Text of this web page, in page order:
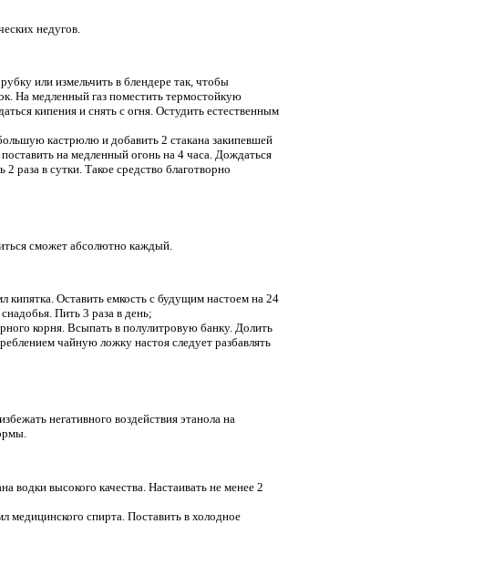
недугов.
или измельчить в блендере так, чтобы
На медленный газ поместить термостойкую
кипения и снять с огня. Остудить естественным
кастрюлю и добавить 2 стакана закипевшей
на медленный огонь на 4 часа. Дождаться
раза в сутки. Такое средство благотворно
сможет абсолютно каждый.
кипятка. Оставить емкость с будущим настоем на 24
Пить 3 раза в день;
корня. Всыпать в полулитровую банку. Долить
чайную ложку настоя следует разбавлять
негативного воздействия этанола на
водки высокого качества. Настаивать не менее 2
медицинского спирта. Поставить в холодное